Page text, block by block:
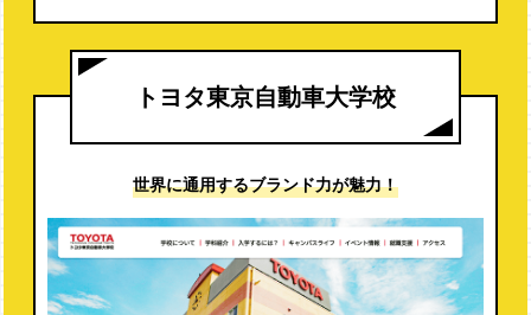
カレッジ関東
トヨタ東京自動車大学校
東京工科自動車大学校
大原自動車工科大学校
読売自動車大学校
トヨタ東京自動車大学校
世界に通用するブランド力が魅力！